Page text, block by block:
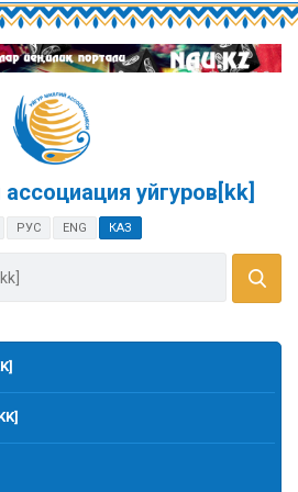
уйгуров[kk]
РУС ENG КАЗ